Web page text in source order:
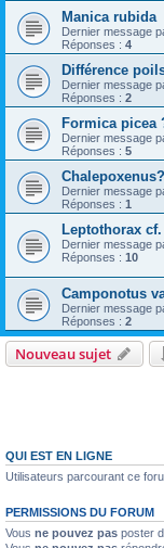
Manica rubida
Dernier message
Réponses : 4
Différence
Dernier message
Réponses : 2
Formica picea
Dernier message
Réponses : 5
Chalepoxenus?
Dernier message
Réponses : 1
Leptothorax
Dernier message
Réponses : 10
Camponotus
Dernier message
Réponses : 2
Nouveau sujet
QUI EST EN LIGNE
Utilisateurs parcourant ce
PERMISSIONS DU FORUM
Vous ne pouvez pas poster